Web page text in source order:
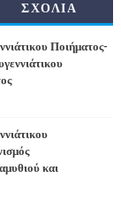
ΣΧΟΛΙΑ
Ποιήματος-
και